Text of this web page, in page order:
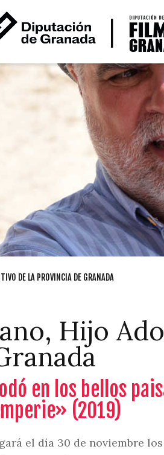
DE LA PROVINCIA DE GRANADA
Hijo
en los bellos
(2019)
el día 30 de noviembre